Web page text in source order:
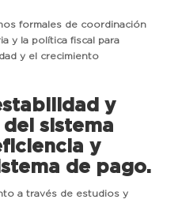
formales de coordinación
y la política fiscal para
y el crecimiento
y
sistema
y
de pago.
a través de estudios y